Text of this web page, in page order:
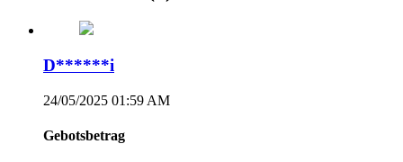
D******i
24/05/2025 01:59 AM
Gebotsbetrag